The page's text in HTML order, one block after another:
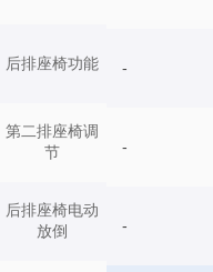
后排座椅功能
第二排座椅调
节
后排座椅电动
放倒
-
-
-